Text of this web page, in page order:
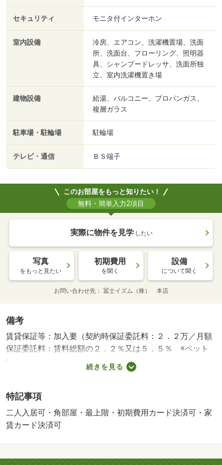
セキュリティ モニタ付インターホン
室内設備
冷房、エアコン、洗濯機置場、洗面
所、洗面台、フローリング、照明器
具、シャンプードレッサ、洗面所独
立、室内洗濯機置き場
建物設備
給湯、バルコニー、プロパンガス、
複層ガラス
駐車場・駐輪場 駐輪場
テレビ・通信 ＢＳ端子
このお部屋をもっと知りたい！
無料・簡単入力2項目
実際に物件を見学 したい
写真
をもっと見たい
初期費用
を聞く
設備
について聞く
お問い合わせ先 冨士イズム（株） 本店
備考
賃貸保証等：加入要（契約時保証委託料：２．２万／月額
保証委託料：賃料総額の２．２％又は５．５％ ※ペット
可は２．５万／２．５％）・維持費等：ｒｕｕｍサポート
費用１，９８０円／月・当店は群馬県内全ての物件をご紹
多数取り扱っています。※全物件初期費用クレジット決済
可能★お急ぎの方は【０２７－２２６－５９５９】まで
♪・バイク置場：なし・駐輪場：有・仲介手数料：１．１ヶ
続きを見る
特記事項
二人入居可・角部屋・最上階・初期費用カード決済可・家
賃カード決済可